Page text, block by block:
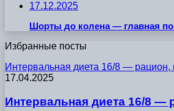
17.12.2025
Шорты до колена — главная
Избранные посты
Интервальная диета 16/8 —
17.04.2025
Интервальная диета 16/8 —